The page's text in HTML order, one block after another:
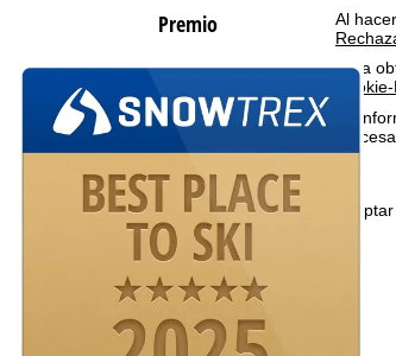
Al
Para
La
Aceptar
Premio